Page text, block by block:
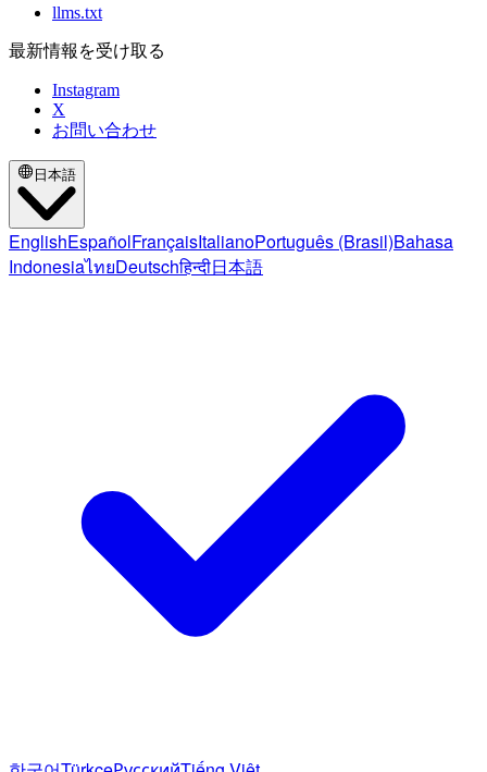
llms.txt
最新情報を受け取る
Instagram
X
お問い合わせ
日本語
EnglishEspañolFrançaisItalianoPortuguês (Brasil)Bahasa
IndonesiaไทยDeutschहिन्दी日本語